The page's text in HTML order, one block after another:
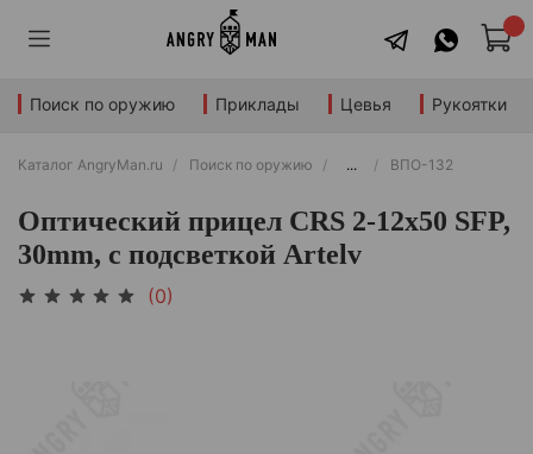
Поиск по оружию Приклады Цевья Рукоятки
Каталог AngryMan.ru Поиск по оружию ... ВПО-132
Оптический прицел CRS 2-12x50 SFP,
30mm, с подсветкой Artelv
(0)